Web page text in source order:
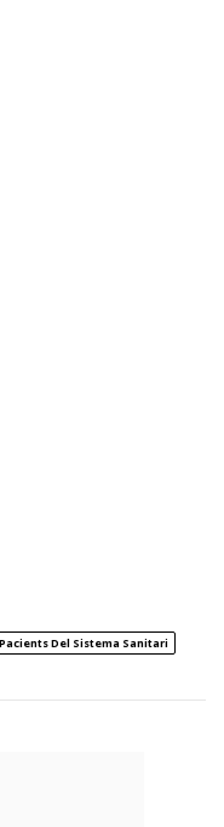
Del Sistema Sanitari